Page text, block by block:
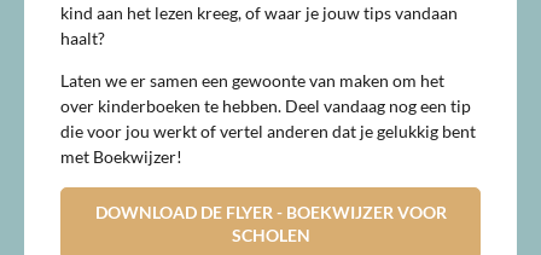
kind aan het lezen kreeg, of waar je jouw tips vandaan
haalt?
Laten we er samen een gewoonte van maken om het
over kinderboeken te hebben. Deel vandaag nog een tip
die voor jou werkt of vertel anderen dat je gelukkig bent
met Boekwijzer!
DOWNLOAD DE FLYER - BOEKWIJZER VOOR
SCHOLEN